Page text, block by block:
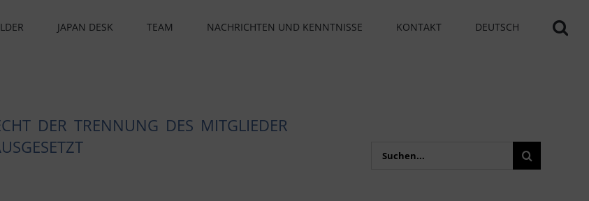
JAPAN DESK TEAM NACHRICHTEN UND KENNTNISSE KONTAKT DEUTSCH
DER TRENNUNG DES MITGLIEDER
Search